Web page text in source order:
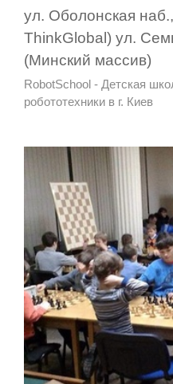
ул. Оболонская
ThinkGlobal) ул.
(Минский массив)
RobotSchool - Детская
робототехники в г. Киев